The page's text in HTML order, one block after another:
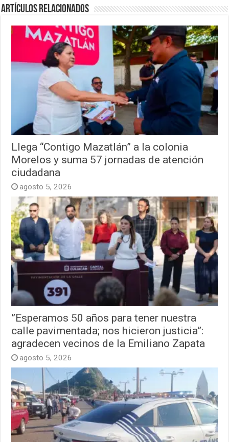
Artículos relacionados
Llega “Contigo Mazatlán” a la colonia
Morelos y suma 57 jornadas de atención
ciudadana
agosto 5, 2026
”Esperamos 50 años para tener nuestra
calle pavimentada; nos hicieron justicia”:
agradecen vecinos de la Emiliano Zapata
agosto 5, 2026